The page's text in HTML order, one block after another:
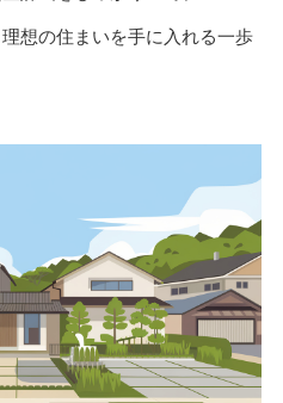
想の住まいを手に入れる一歩